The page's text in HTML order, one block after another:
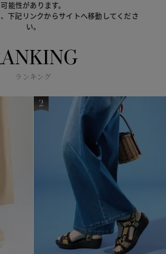
可能性があります。
下記リンクからサイトへ移動してくださ
い。
ランキング